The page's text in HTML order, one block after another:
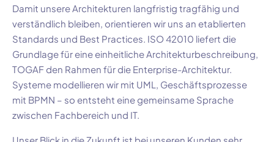
Damit unsere Architekturen langfristig tragfähig und
verständlich bleiben, orientieren wir uns an etablierten
Standards und Best Practices. ISO 42010 liefert die
Grundlage für eine einheitliche Architekturbeschreibung,
TOGAF den Rahmen für die Enterprise-Architektur.
Systeme modellieren wir mit UML, Geschäftsprozesse
mit BPMN – so entsteht eine gemeinsame Sprache
zwischen Fachbereich und IT.